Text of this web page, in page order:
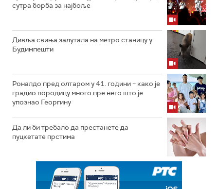
сутра борба за најбоље
Дивља свиња залутала на метро станицу у
Будимпешти
Роналдо пред олтаром у 41. години – како је
градио породицу много пре него што је
упознао Георгину
Да ли би требало да престанете да
пуцкетате прстима